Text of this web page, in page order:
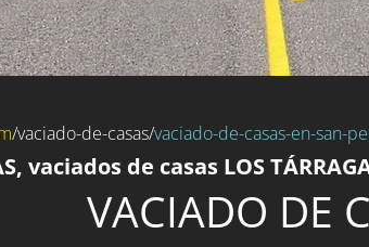
/vaciado-de-casas/vaciado-de-casas-en-san-
vaciados de casas LOS
VACIADO DE